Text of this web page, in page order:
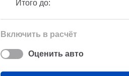
Итого до:
Включить в расчёт
Оценить авто